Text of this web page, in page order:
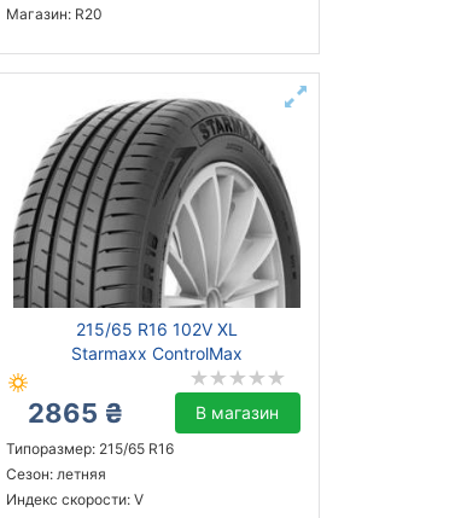
Магазин: R20
215/65 R16 102V XL
Starmaxx ControlMax
2865 ₴ В магазин
Типоразмер: 215/65 R16
Сезон: летняя
Индекс скорости: V